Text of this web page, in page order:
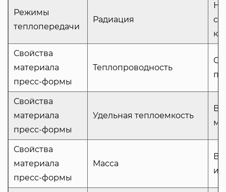
Режимы
теплопередачи
Радиация
Свойства
материала
пресс-формы
Теплопроводность
Свойства
материала
пресс-формы
Удельная теплоемкость
Свойства
материала
пресс-формы
Масса